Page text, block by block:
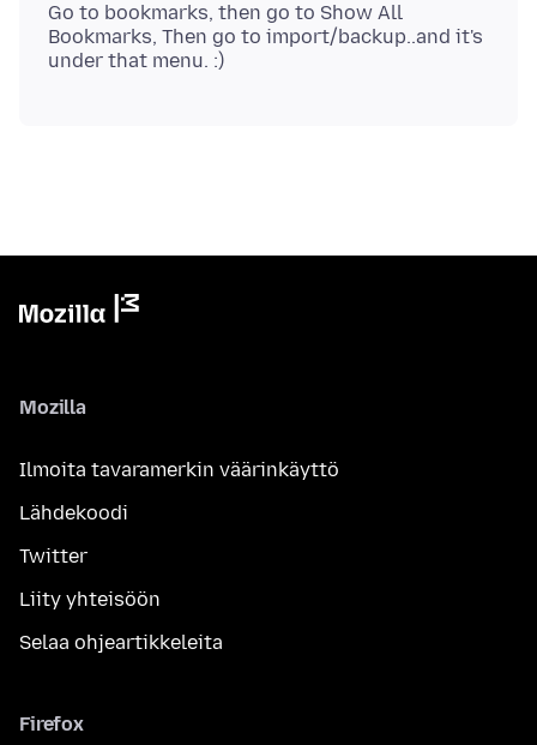
Go to bookmarks, then go to Show All
Bookmarks, Then go to import/backup..and it's
Mozilla
Ilmoita tavaramerkin väärinkäyttö
Lähdekoodi
Twitter
Liity yhteisöön
Selaa ohjeartikkeleita
Firefox